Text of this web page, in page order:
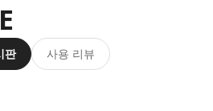
판 사용 리뷰